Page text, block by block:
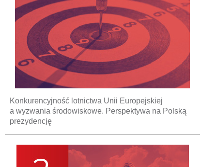
Konkurencyjność lotnictwa Unii Europejskiej
a wyzwania środowiskowe. Perspektywa na Polską
prezydencję